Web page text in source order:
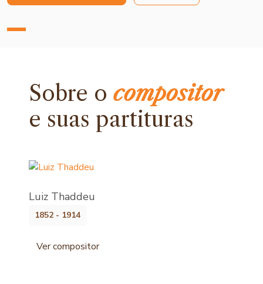
Sobre ocompositor
e suas partituras
Luiz Thaddeu
1852 - 1914
Ver compositor